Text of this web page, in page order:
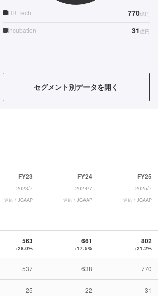
HR Tech 770億円
Incubation 31億円
セグメント別データを開く
FY23
2023/7
連結 / JGAAP
FY24
2024/7
連結 / JGAAP
FY25
2025/7
連結 / JGAAP
563
+28.0%
661
+17.5%
802
+21.2%
537 638 770
25 22 31